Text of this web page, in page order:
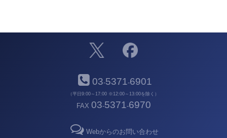
03-5371-6901
（平日9:00～17:00 ※12:00～13:00を除く）
FAX 03-5371-6970
Webからのお問い合わせ